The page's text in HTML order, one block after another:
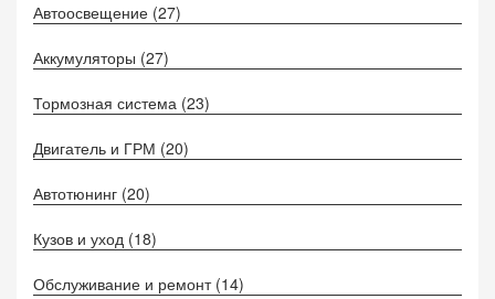
Автоосвещение (27)
Аккумуляторы (27)
Тормозная система (23)
Двигатель и ГРМ (20)
Автотюнинг (20)
Кузов и уход (18)
Обслуживание и ремонт (14)